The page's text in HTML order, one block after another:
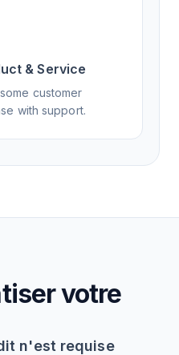
& Service
customer
with support.
votre
n'est requise